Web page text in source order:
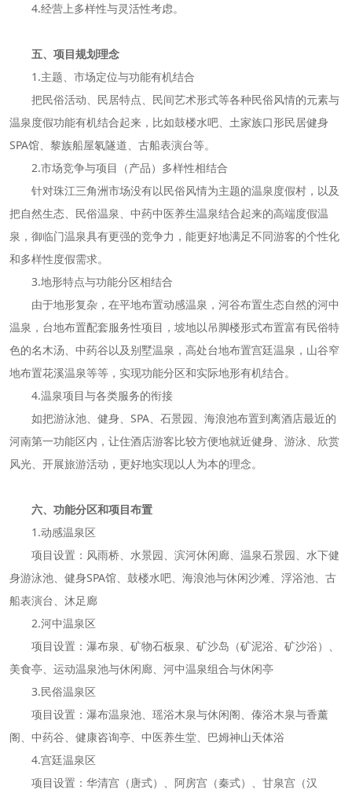
4.经营上多样性与灵活性考虑。
五、项目规划理念
1.主题、市场定位与功能有机结合
把民俗活动、民居特点、民间艺术形式等各种民俗风情的元素与
温泉度假功能有机结合起来，比如鼓楼水吧、土家族口形民居健身
SPA馆、黎族船屋氡隧道、古船表演台等。
2.市场竞争与项目（产品）多样性相结合
针对珠江三角洲市场没有以民俗风情为主题的温泉度假村，以及
把自然生态、民俗温泉、中药中医养生温泉结合起来的高端度假温
泉，御临门温泉具有更强的竞争力，能更好地满足不同游客的个性化
和多样性度假需求。
3.地形特点与功能分区相结合
由于地形复杂，在平地布置动感温泉，河谷布置生态自然的河中
温泉，台地布置配套服务性项目，坡地以吊脚楼形式布置富有民俗特
色的名木汤、中药谷以及别墅温泉，高处台地布置宫廷温泉，山谷窄
地布置花溪温泉等等，实现功能分区和实际地形有机结合。
4.温泉项目与各类服务的衔接
如把游泳池、健身、SPA、石景园、海浪池布置到离酒店最近的
河南第一功能区内，让住酒店游客比较方便地就近健身、游泳、欣赏
风光、开展旅游活动，更好地实现以人为本的理念。
六、功能分区和项目布置
1.动感温泉区
项目设置：风雨桥、水景园、滨河休闲廊、温泉石景园、水下健
身游泳池、健身SPA馆、鼓楼水吧、海浪池与休闲沙滩、浮浴池、古
船表演台、沐足廊
2.河中温泉区
项目设置：瀑布泉、矿物石板泉、矿沙岛（矿泥浴、矿沙浴）、
美食亭、运动温泉池与休闲廊、河中温泉组合与休闲亭
3.民俗温泉区
项目设置：瀑布温泉池、瑶浴木泉与休闲阁、傣浴木泉与香薰
阁、中药谷、健康咨询亭、中医养生堂、巴姆神山天体浴
4.宫廷温泉区
项目设置：华清宫（唐式）、阿房宫（秦式）、甘泉宫（汉